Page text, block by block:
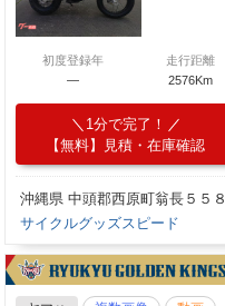
初度登録年
―
走行距離
2576Km
1分で完了！
【無料】見積・在庫確認
沖縄県 中頭郡西原町翁長５５８
サイクルグッズスピード